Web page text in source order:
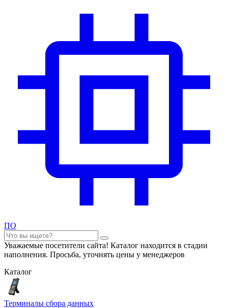
ПО
Уважаемые посетители сайта! Каталог находится в стадии
наполнения. Просьба, уточнять цены у менеджеров
Каталог
Терминалы сбора данных